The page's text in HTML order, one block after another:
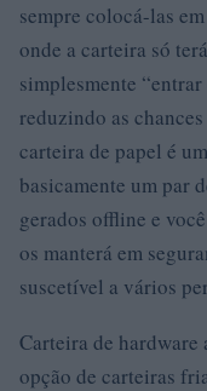
sempre colocá-las
onde a carteira só
simplesmente
reduzindo as
carteira de papel é
basicamente um par
gerados offline e
os manterá em
suscetível a vários
Carteira de
opção de carteiras